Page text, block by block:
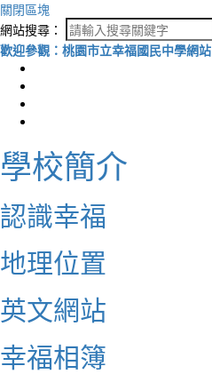
關閉區塊
網站搜尋：
歡迎參觀：桃園市立幸福國民中學網站
學校簡介
認識幸福
地理位置
英文網站
幸福相簿